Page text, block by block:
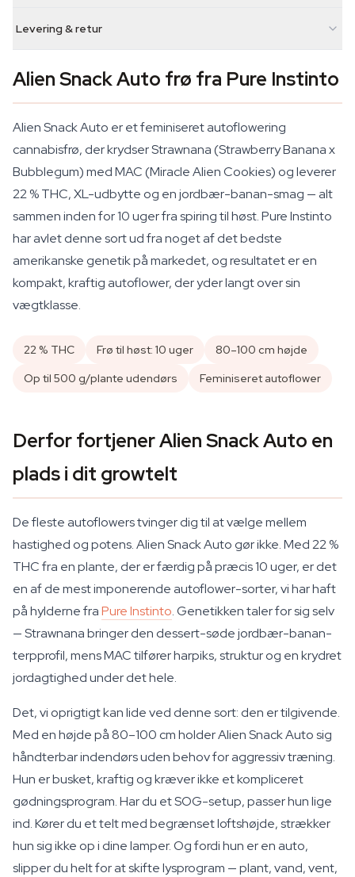
Levering & retur
Alien Snack Auto frø fra Pure Instinto
Alien Snack Auto er et feminiseret autoflowering
cannabisfrø, der krydser Strawnana (Strawberry Banana x
Bubblegum) med MAC (Miracle Alien Cookies) og leverer
22 % THC, XL-udbytte og en jordbær-banan-smag — alt
sammen inden for 10 uger fra spiring til høst. Pure Instinto
har avlet denne sort ud fra noget af det bedste
amerikanske genetik på markedet, og resultatet er en
kompakt, kraftig autoflower, der yder langt over sin
vægtklasse.
22 % THC Frø til høst: 10 uger
80–100 cm højde
Op til 500 g/plante udendørs
Feminiseret autoflower
Derfor fortjener Alien Snack Auto en
plads i dit growtelt
De fleste autoflowers tvinger dig til at vælge mellem
hastighed og potens. Alien Snack Auto gør ikke. Med 22 %
THC fra en plante, der er færdig på præcis 10 uger, er det
en af de mest imponerende autoflower-sorter, vi har haft
på hylderne fraPure Instinto. Genetikken taler for sig selv
— Strawnana bringer den dessert-søde jordbær-banan-
terpprofil, mens MAC tilfører harpiks, struktur og en krydret
jordagtighed under det hele.
Det, vi oprigtigt kan lide ved denne sort: den er tilgivende.
Med en højde på 80–100 cm holder Alien Snack Auto sig
håndterbar indendørs uden behov for aggressiv træning.
Hun er busket, kraftig og kræver ikke et kompliceret
gødningsprogram. Har du et SOG-setup, passer hun lige
ind. Kører du et telt med begrænset loftshøjde, strækker
hun sig ikke op i dine lamper. Og fordi hun er en auto,
slipper du helt for at skifte lysprogram — plant, vand, vent,